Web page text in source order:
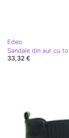
Edeo
Sandale din aur cu
33,32 €